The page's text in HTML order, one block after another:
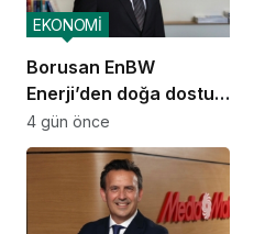
Borusan EnBW
Enerji’den doğa dostu
proje
EKONOMİ
4 gün önce